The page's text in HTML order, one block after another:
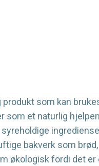
produkt som kan
som et naturlig
bakverk som
økologisk fordi det er